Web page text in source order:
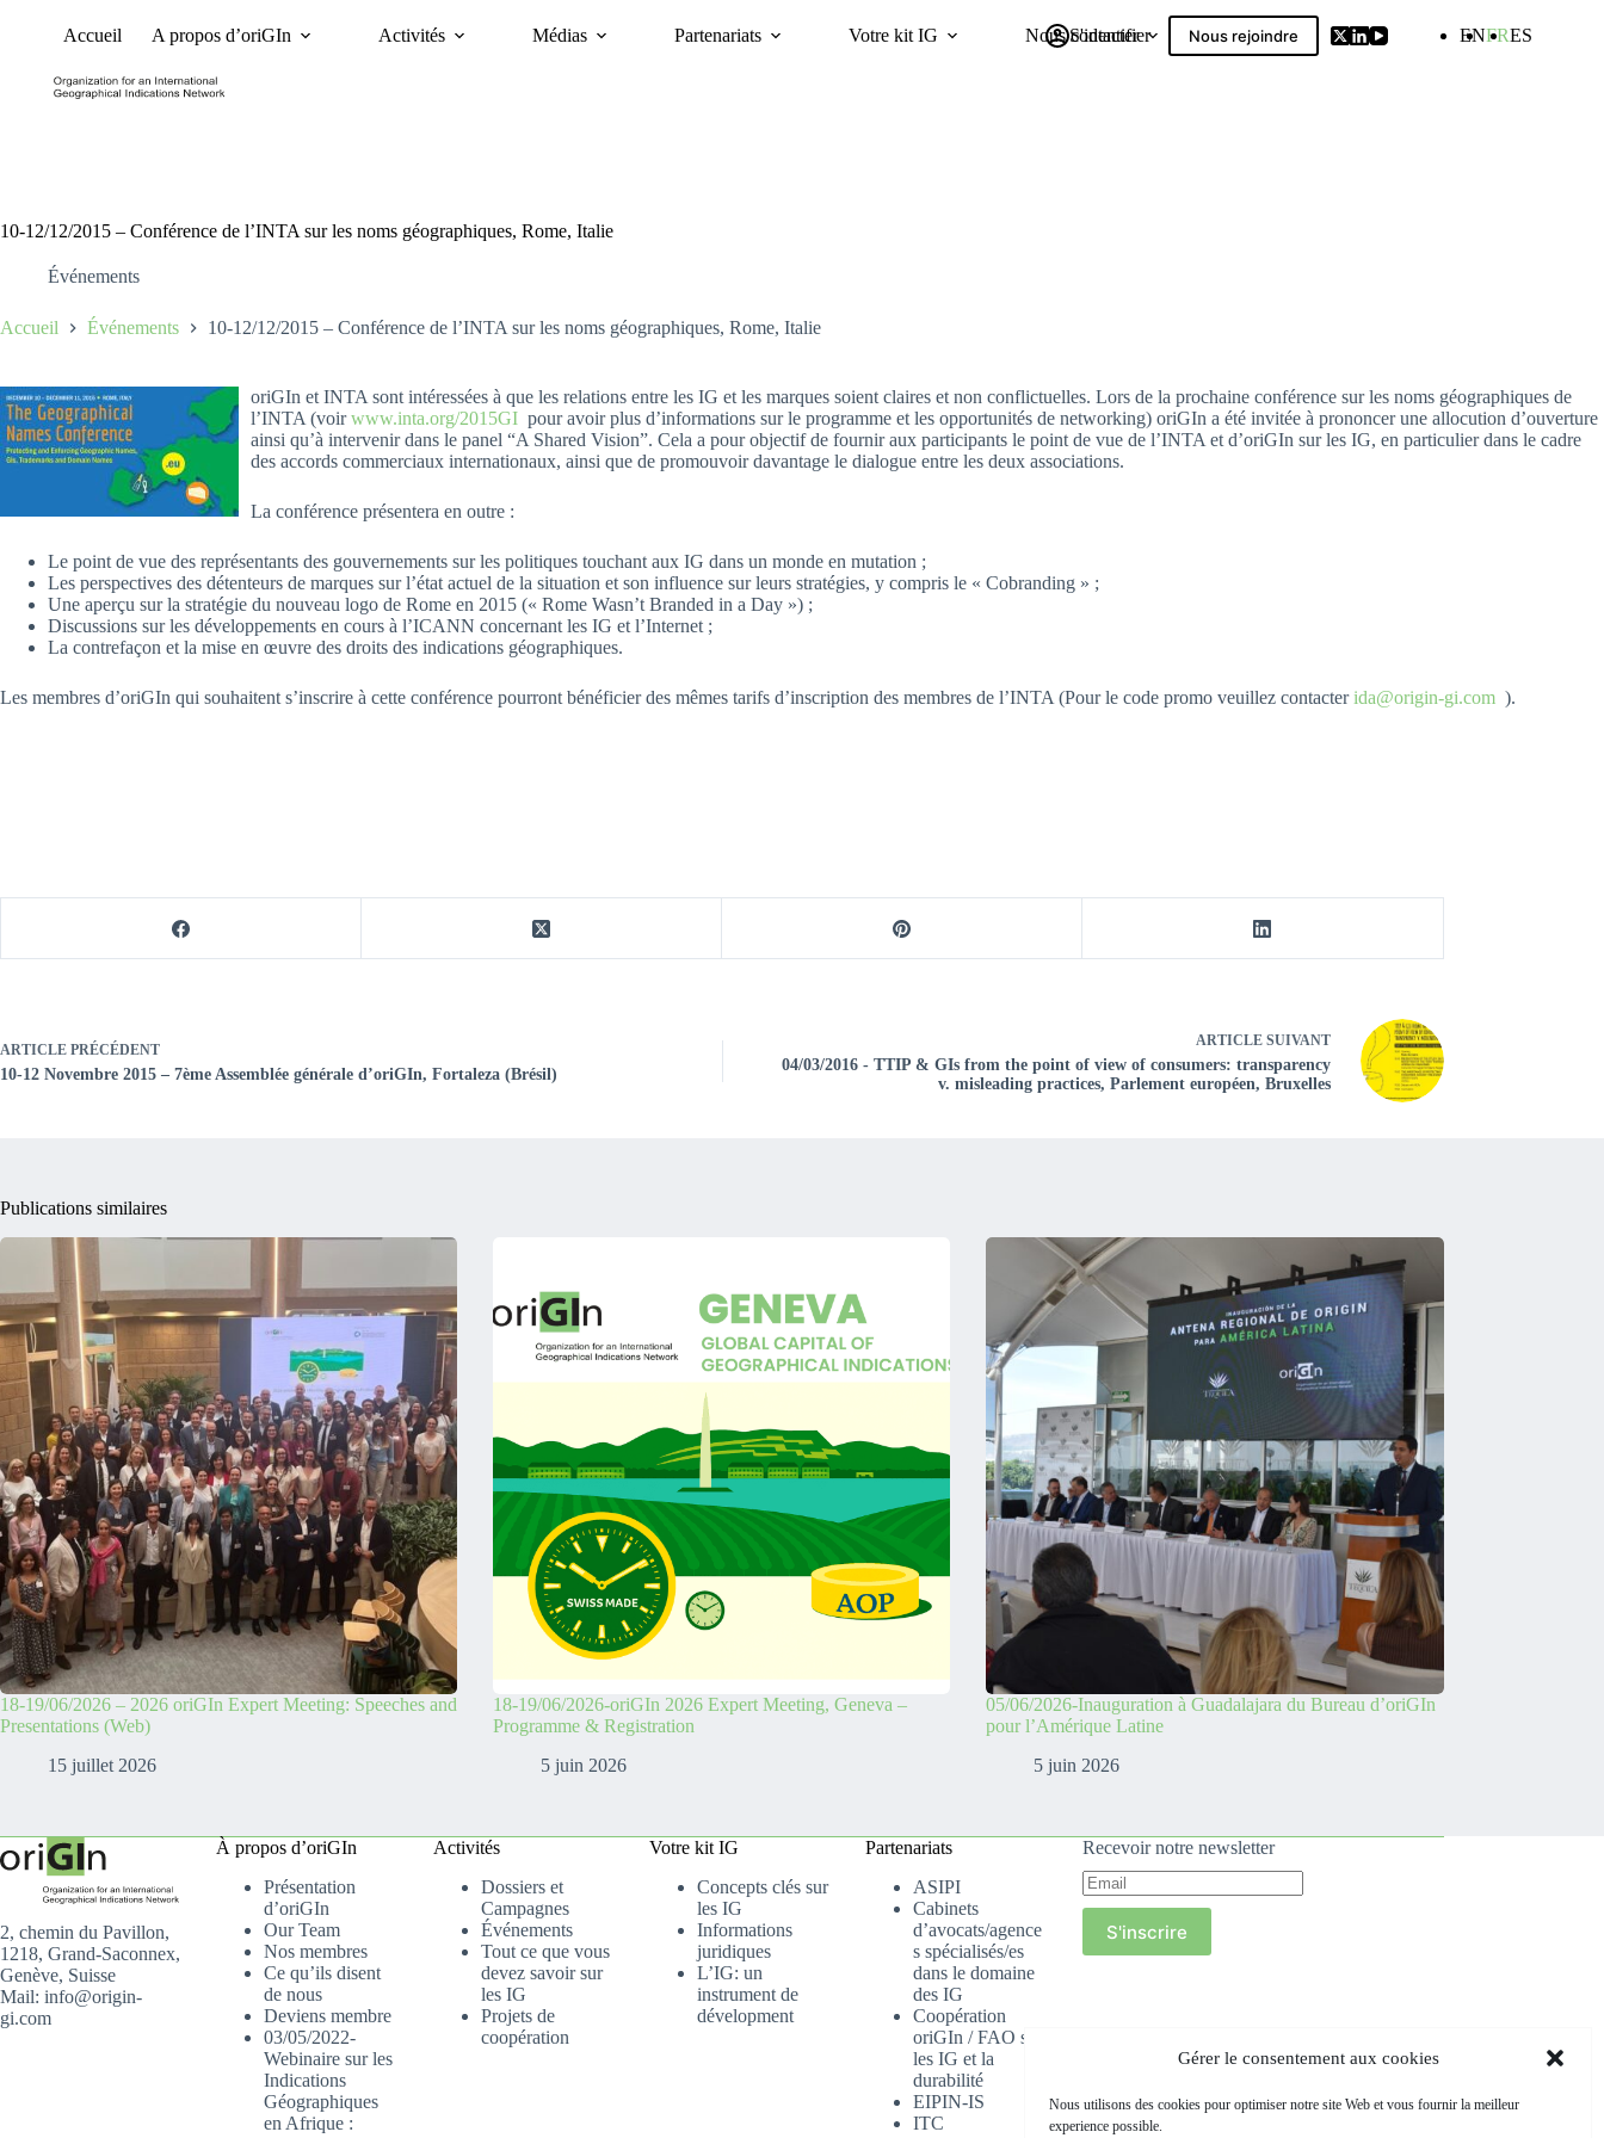
Gérer le consentement aux cookies
Nous utilisons des cookies pour optimiser notre site Web et vous fournir la meilleur
experience possible.
Accueil A propos d’oriGIn Activités Médias Partenariats Votre kit IG Nous contacter
S'identifier Nous rejoindre ENFRES
10-12/12/2015 – Conférence de l’INTA sur les noms géographiques, Rome, Italie
Événements
Accueil Événements 10-12/12/2015 – Conférence de l’INTA sur les noms géographiques, Rome, Italie
oriGIn et INTA sont intéressées à que les relations entre les IG et les marques soient claires et non conflictuelles. Lors de la prochaine conférence sur les noms géographiques de
l’INTA (voirwww.inta.org/2015GI pour avoir plus d’informations sur le programme et les opportunités de networking) oriGIn a été invitée à prononcer une allocution d’ouverture
ainsi qu’à intervenir dans le panel “A Shared Vision”. Cela a pour objectif de fournir aux participants le point de vue de l’INTA et d’oriGIn sur les IG, en particulier dans le cadre
des accords commerciaux internationaux, ainsi que de promouvoir davantage le dialogue entre les deux associations.
La conférence présentera en outre :
Le point de vue des représentants des gouvernements sur les politiques touchant aux IG dans un monde en mutation ;
Les perspectives des détenteurs de marques sur l’état actuel de la situation et son influence sur leurs stratégies, y compris le « Cobranding » ;
Une aperçu sur la stratégie du nouveau logo de Rome en 2015 (« Rome Wasn’t Branded in a Day ») ;
Discussions sur les développements en cours à l’ICANN concernant les IG et l’Internet ;
La contrefaçon et la mise en œuvre des droits des indications géographiques.
Les membres d’oriGIn qui souhaitent s’inscrire à cette conférence pourront bénéficier des mêmes tarifs d’inscription des membres de l’INTA (Pour le code promo veuillez contacterida@origin-gi.com ).
ARTICLE PRÉCÉDENT
10-12 Novembre 2015 – 7ème Assemblée générale d’oriGIn, Fortaleza (Brésil)
ARTICLESUIVANT
04/03/2016 - TTIP & GIs from the point of view of consumers: transparency
v. misleading practices, Parlement européen, Bruxelles
Publications similaires
18-19/06/2026 – 2026 oriGIn Expert Meeting: Speeches and
Presentations (Web)
15 juillet 2026
18-19/06/2026-oriGIn 2026 Expert Meeting, Geneva –
Programme & Registration
5 juin 2026
05/06/2026-Inauguration à Guadalajara du Bureau d’oriGIn
pour l’Amérique Latine
5 juin 2026
2, chemin du Pavillon,
1218, Grand-Saconnex,
Genève, Suisse
Mail: info@origin-
gi.com
À propos d’oriGIn
Présentation
d’oriGIn
Our Team
Nos membres
Ce qu’ils disent
de nous
Deviens membre
03/05/2022-
Webinaire sur les
Indications
Géographiques
en Afrique :
Activités
Dossiers et
Campagnes
Événements
Tout ce que vous
devez savoir sur
les IG
Projets de
coopération
Votre kit IG
Concepts clés sur
les IG
Informations
juridiques
L’IG: un
instrument de
dévelopment
Partenariats
ASIPI
Cabinets
d’avocats/agence
s spécialisés/es
dans le domaine
des IG
Coopération
oriGIn / FAO sur
les IG et la
durabilité
EIPIN-IS
ITC
Recevoir notre newsletter
S'inscrire